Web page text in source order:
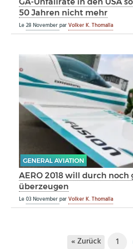
50 Jahren nicht mehr
Le28 NovemberparVolker K. Thomalla
GENERAL AVIATION
AERO 2018 will durch
überzeugen
Le03 NovemberparVolker K. Thomalla
« Zurück 1